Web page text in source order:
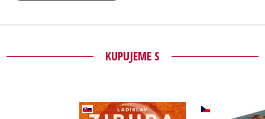
KUPUJEME S
40 dní pešo do